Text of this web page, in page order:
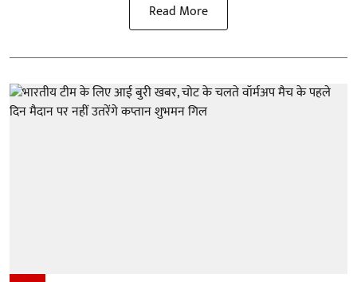
Read More